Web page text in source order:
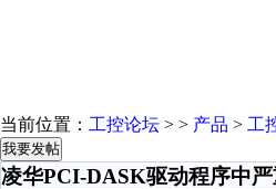
当前位置： 工控论坛 > > 产品 > 工
我要发帖
凌华PCI-DASK驱动程序中